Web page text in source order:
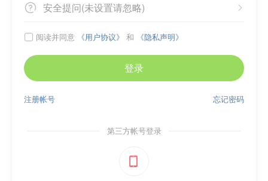
 
安全提问(未设置请忽略)
 阅读并同意 《用户协议》 和 《隐私声明》
登录
忘记密码
注册帐号
第三方帐号登录
